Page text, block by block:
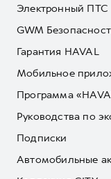
Электронный ПТС
GWM
Гарантия HAVAL
Мобильное
Программа
Руководства по
Подписки
Автомобильные